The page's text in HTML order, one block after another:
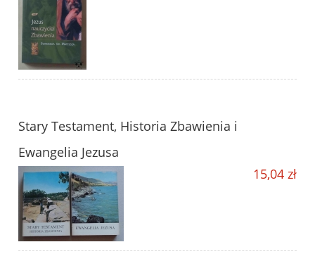
Stary Testament, Historia Zbawienia i
Ewangelia Jezusa
15,04 zł